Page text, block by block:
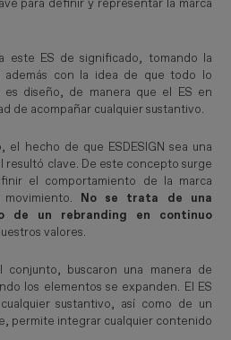
para definir y representar la marca
este ES de significado, tomando la
además con la idea de que todo lo
diseño, de manera que el ES en
de acompañar cualquier sustantivo.
hecho de que ESDESIGN sea una
resultó clave. De este concepto surge
el comportamiento de la marca
No se trata de una
de un rebranding en continuo
valores.
buscaron una manera de
los elementos se expanden. El ES
sustantivo, así como de un
permite integrar cualquier contenido